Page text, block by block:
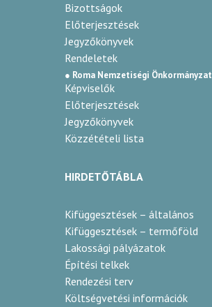
Bizottságok
Előterjesztések
Jegyzőkönyvek
Rendeletek
● Roma Nemzetiségi Önkormányzat
Képviselők
Előterjesztések
Jegyzőkönyvek
Közzétételi lista
HIRDETŐTÁBLA
Kifüggesztések – általános
Kifüggesztések – termőföld
Lakossági pályázatok
Építési telkek
Rendezési terv
Költségvetési információk